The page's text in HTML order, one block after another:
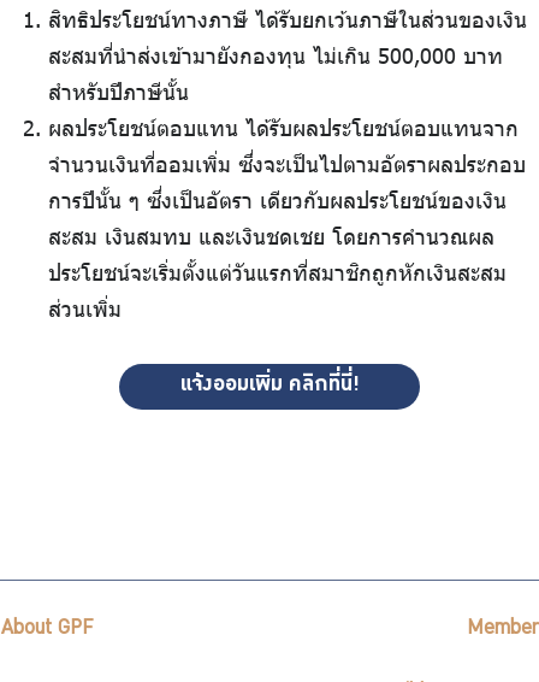
สิทธิประโยชน์ทางภาษี ได้รับยกเว้นภาษีในส่วนของเงิน
สะสมที่นำส่งเข้ามายังกองทุน ไม่เกิน 500,000 บาท
สำหรับปีภาษีนั้น
ผลประโยชน์ตอบแทน ได้รับผลประโยชน์ตอบแทนจาก
จำนวนเงินที่ออมเพิ่ม ซึ่งจะเป็นไปตามอัตราผลประกอบ
การปีนั้น ๆ ซึ่งเป็นอัตรา เดียวกับผลประโยชน์ของเงิน
สะสม เงินสมทบ และเงินชดเชย โดยการคำนวณผล
ประโยชน์จะเริ่มตั้งแต่วันแรกที่สมาชิกถูกหักเงินสะสม
ส่วนเพิ่ม
แจ้งออมเพิ่ม คลิกที่นี่!
About GPF Member